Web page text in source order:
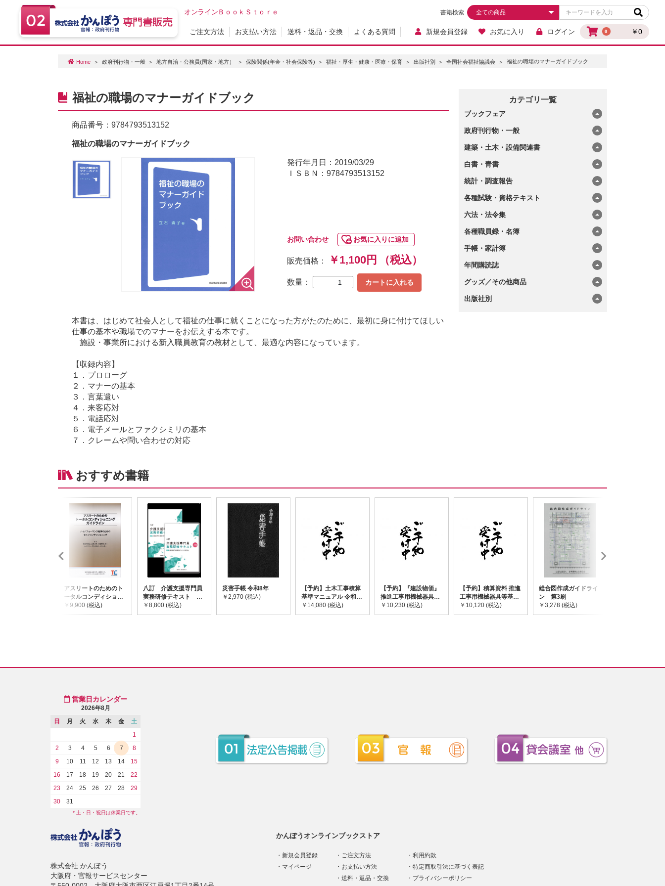
オンラインＢｏｏｋＳｔｏｒｅ
0 ￥0
書籍検索
ご注文方法 お支払い方法 送料・返品・交換 よくある質問 新規会員登録 お気に入り ログイン
Home 政府刊行物・一般 地方自治・公務員(国家・地方） 保険関係(年金・社会保険等) 福祉・厚生・健康・医療・保育 出版社別 全国社会福祉協議会 福祉の職場のマナーガイドブック
カテゴリ一覧
ブックフェア
政府刊行物・一般
建築・土木・設備関連書
白書・青書
統計・調査報告
各種試験・資格テキスト
六法・法令集
各種職員録・名簿
手帳・家計簿
年間購読誌
グッズ／その他商品
出版社別
福祉の職場のマナーガイドブック
商品番号： 9784793513152
福祉の職場のマナーガイドブック
発行年月日：2019/03/29
ＩＳＢＮ：9784793513152
お問い合わせ お気に入りに追加
販売価格： ￥1,100円 （税込）
数量： カートに入れる
本書は、はじめて社会人として福祉の仕事に就くことになった方がたのために、最初に身に付けてほしい
仕事の基本や職場でのマナーをお伝えする本です。
施設・事業所における新入職員教育の教材として、最適な内容になっています。
【収録内容】
１．プロローグ
２．マナーの基本
３．言葉遣い
４．来客応対
５．電話応対
６．電子メールとファクシミリの基本
７．クレームや問い合わせの対応
おすすめ書籍
アスリートのためのト
ータルコンディショニ
ングガイドライン
￥9,900 (税込)
八訂 介護支援専門員
実務研修テキスト
(上・下巻/分売不可)
￥8,800 (税込)
災害手帳 令和8年
￥2,970 (税込)
【予約】土木工事積算
基準マニュアル 令和8
年度版 ※2026年8月
下旬発売予定
￥14,080 (税込)
【予約】『建設物価』
推進工事用機械器具等
基礎価格表 2026年度
版 ※2026/8/31発売予
￥10,230 (税込)
【予約】積算資料 推進
工事用機械器具等基礎
価格表 2026年度版
※2026/8/31発売予定
￥10,120 (税込)
総合図作成ガイドライ
ン 第3刷
￥3,278 (税込)
かんぽうオンラインブックストア
新規会員登録
マイページ
ご注文方法
お支払い方法
送料・返品・交換
利用約款
特定商取引法に基づく表記
プライバシーポリシー
営業日カレンダー
2026年8月
日
月 火 水 木 金
土
1
2
3 4 5 6 7
8
9
10 11 12 13 14
15
16
17 18 19 20 21
22
23
24 25 26 27 28
29
30
31
* 土・日・祝日は休業日です。
株式会社 かんぽう
大阪府・官報サービスセンター